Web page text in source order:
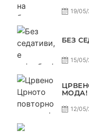
19/
БЕЗ
15/
МОДА!
12/